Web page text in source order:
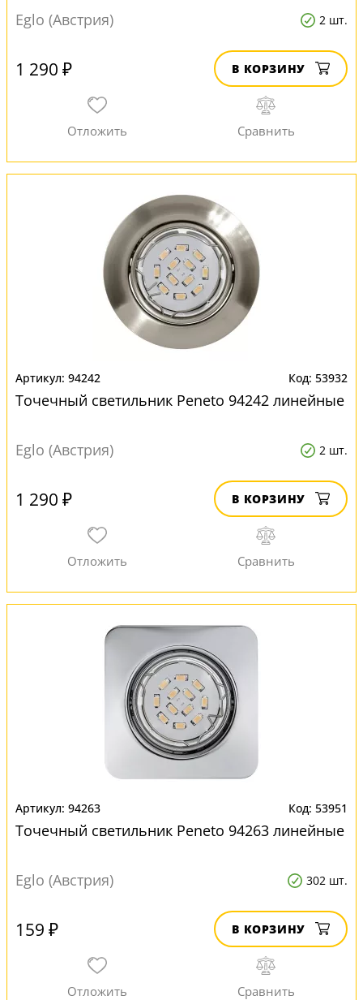
Eglo (Австрия) 2 шт.
1 290 ₽ В КОРЗИНУ
94242 53932
Точечный светильник Peneto 94242 линейные
Eglo (Австрия) 2 шт.
1 290 ₽ В КОРЗИНУ
94263 53951
Точечный светильник Peneto 94263 линейные
Eglo (Австрия) 302 шт.
159 ₽ В КОРЗИНУ